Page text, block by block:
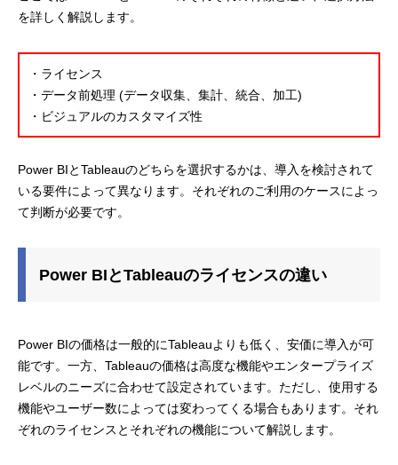
を詳しく解説します。
・ライセンス
・データ前処理 (データ収集、集計、統合、加工)
・ビジュアルのカスタマイズ性
Power BIとTableauのどちらを選択するかは、導入を検討されて
いる要件によって異なります。それぞれのご利用のケースによっ
て判断が必要です。
Power BIとTableauのライセンスの違い
Power BIの価格は一般的にTableauよりも低く、安価に導入が可
能です。一方、Tableauの価格は高度な機能やエンタープライズ
レベルのニーズに合わせて設定されています。ただし、使用する
機能やユーザー数によっては変わってくる場合もあります。それ
ぞれのライセンスとそれぞれの機能について解説します。